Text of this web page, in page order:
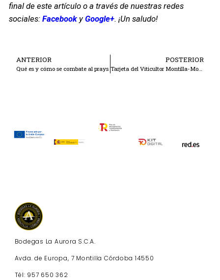
final de este artículo o a través de nuestras redes
sociales: Facebook y Google+. ¡Un saludo!
ANTERIOR
Qué es y cómo se combate al prays
POSTERIOR
Tarjeta del Viticultor Montilla-Moriles
Bodegas La Aurora S.C.A.
Avda. de Europa, 7 Montilla Córdoba 14550
Tél: 957 650 362